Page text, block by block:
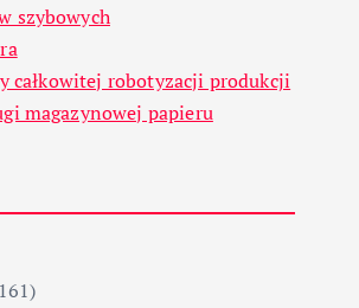
szybowych
całkowitej robotyzacji produkcji
magazynowej papieru